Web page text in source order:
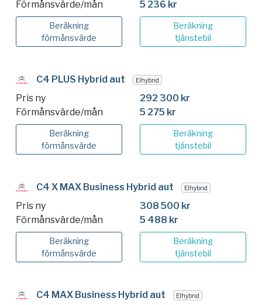
Förmånsvärde/mån 5 236 kr
Beräkning
förmånsvärde
Beräkning
tjänstebil
C4 PLUS Hybrid aut Elhybrid
Pris ny
292 300 kr
Förmånsvärde/mån
5 275 kr
Beräkning
förmånsvärde
Beräkning
tjänstebil
C4 X MAX Business Hybrid aut Elhybrid
Pris ny
308 500 kr
Förmånsvärde/mån
5 488 kr
Beräkning
förmånsvärde
Beräkning
tjänstebil
C4 MAX Business Hybrid aut Elhybrid